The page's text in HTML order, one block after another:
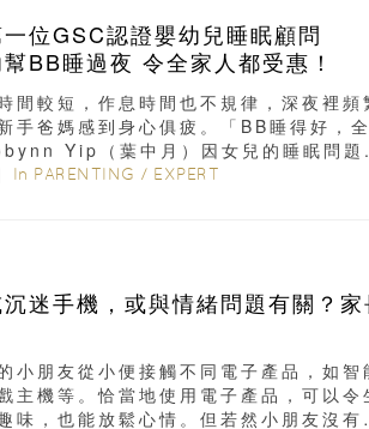
位GSC認證嬰幼兒睡眠顧問
BB睡過夜 令全家人都受惠！
間較短，作息時間也不規律，深夜裡頻
手爸媽感到身心俱疲。「BB睡得好，
Yip（葉中月）因女兒的睡眠問
In PARENTING / EXPERT
迷手機，或與情緒問題有關？家
小朋友從小便接觸不同電子產品，如智
主機等。恰當地使用電子產品，可以令
味，也能放鬆心情。但若然小朋友沒有